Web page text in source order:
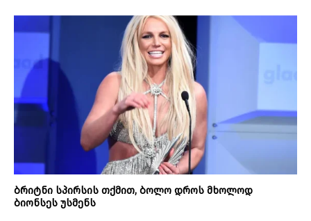
ბრიტნი სპირსის თქმით, ბოლო დროს მხოლოდ
ბიონსეს უსმენს